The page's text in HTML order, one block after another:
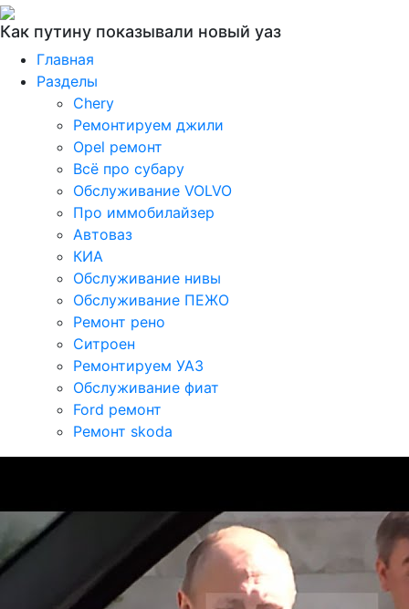
Как путину показывали новый уаз
Главная
Разделы
Chery
Ремонтируем джили
Opel ремонт
Всё про субару
Обслуживание VOLVO
Про иммобилайзер
Автоваз
КИА
Обслуживание нивы
Обслуживание ПЕЖО
Ремонт рено
Ситроен
Ремонтируем УАЗ
Обслуживание фиат
Ford ремонт
Ремонт skoda